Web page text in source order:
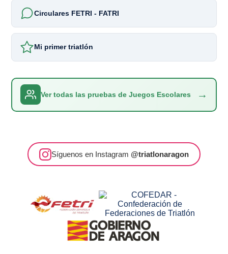
Circulares FETRI - FATRI
Mi primer triatlón
Ver todas las pruebas de Juegos Escolares →
Síguenos en Instagram @triatlonaragon